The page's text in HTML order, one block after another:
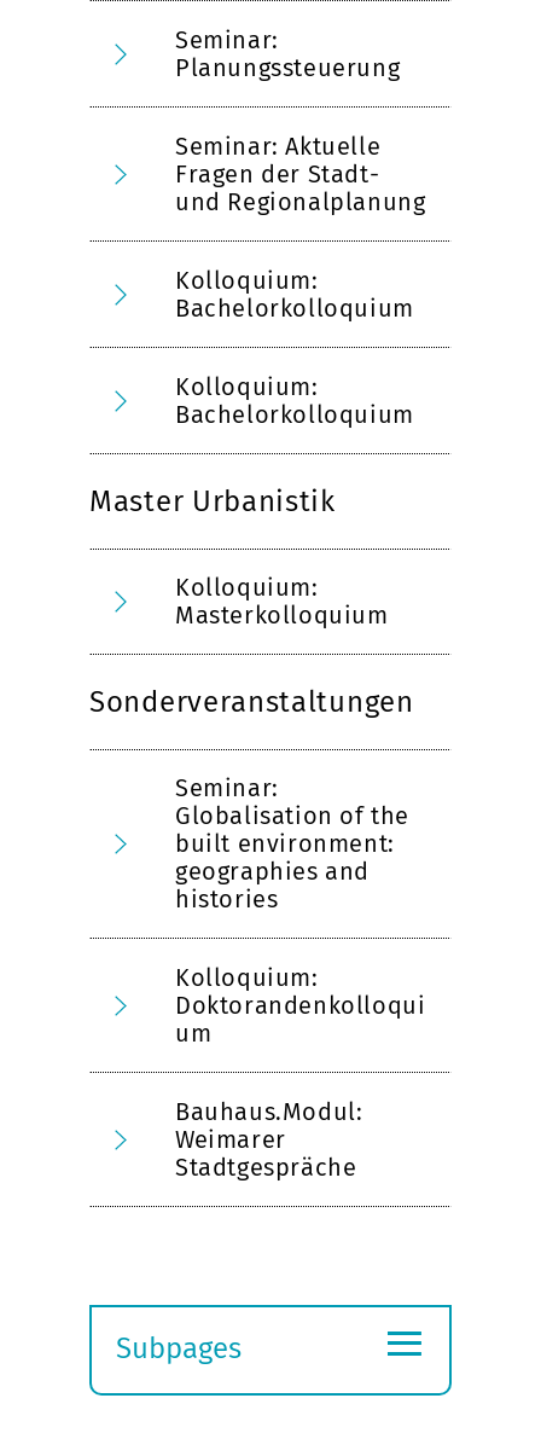
Seminar:
Planungssteuerung
Seminar: Aktuelle
Fragen der Stadt-
und Regionalplanung
Kolloquium:
Bachelorkolloquium
Kolloquium:
Bachelorkolloquium
Master Urbanistik
Kolloquium:
Masterkolloquium
Sonderveranstaltungen
Seminar:
Globalisation of the
built environment:
geographies and
histories
Kolloquium:
Doktorandenkolloqui
um
Bauhaus.Modul:
Weimarer
Stadtgespräche
Subpages
≡